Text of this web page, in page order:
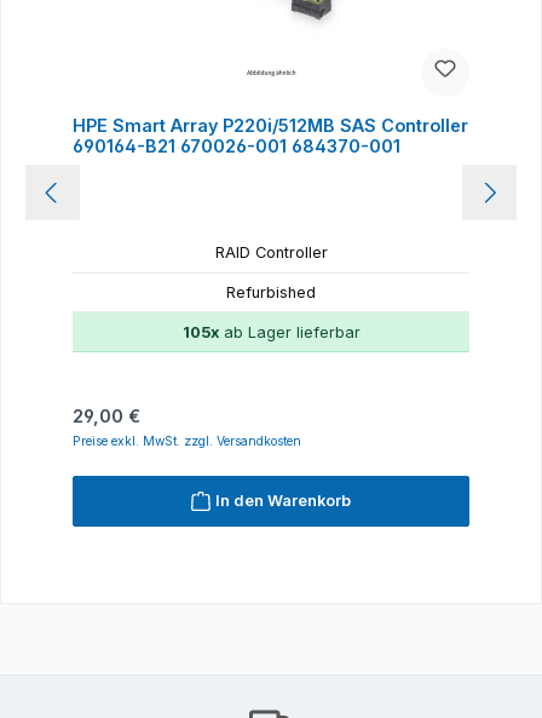
HPE Smart Array P220i/512MB SAS Controller
690164-B21 670026-001 684370-001
RAID Controller
Refurbished
105xab Lager lieferbar
Regulärer Preis:
29,00 €
Preise exkl. MwSt. zzgl. Versandkosten
In den Warenkorb